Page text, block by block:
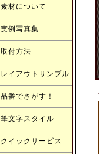
素材について
実例写真集
取付方法
レイアウトサンプル
品番でさがす！
筆文字スタイル
クイックサービス